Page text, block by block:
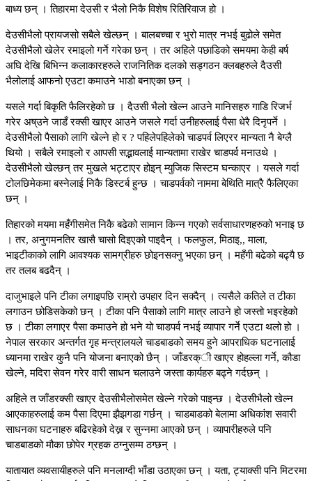
बाध्य छन् । तिहारमा देउसी र भैलो निकै विशेष रितिरिवाज हो ।
देउसीभैलो प्रायजसो सबैले खेल्छन् । बालबच्चा र भुरो मात्र नभई बुढोले समेत
देउसीभैलो खेलेर रमाइलो गर्ने गरेका छन् । तर अहिले पछाडिको समयमा केही बर्ष
अघि देखि बिभिन्न कलाकारहरुले राजनितिक दलको सड्गठन क्लबहरुले दैउसी
भैलोलाई आफनो एउटा कमाउने भाडो बनाएका छन् ।
यसले गर्दा बिकृति फैलिरहेको छ । दैउसी भैलो खेल्न आउने मानिसहरु गाडि रिजर्भ
गरेर अष्उने जाडँ रक्सी खाएर आउने जसले गर्दा उनीहरुलाई पैसा धेरै दिनृपर्ने ।
देउसीभैलो पैसाको लागि खेल्ने हो र ? पहिलेपहिलेको चाडपर्व लिएरर मान्यता नै बेग्लै
थियो । सबैले रमाइलो र आपसी सद्भावलाई मान्यतामा राखेर चाडपर्व मनाउथे ।
देउसीभैलो खेल्छन् तर मुखले भट्टाएर होइन् म्युजिक सिस्टम घन्काएर । यसले गर्दा
टोलछिमेकमा बस्नेलाई निकै डिस्टर्ब हुन्छ । चाडपर्वको नाममा बेथिति मात्रै फैलिएका
छन् ।
तिहारको मयमा महँगीसमेत निकै बढेको सामान किन्न गएको सर्वसाधारणहरुको भनाइ छ
। तर, अनुगमनतिर खासै चासो दिइएको पाइदैन् । फलफुल, मिठाइ,, माला,
भाइटीकाको लागि आवश्यक सामग्रीहरु छोइनसक्नु भएका छन् । महँगी बढेको बढ्यै छ
तर तलब बढदैन् ।
दाजुभाइले पनि टीका लगाइपछि राम्रो उपहार दिन सक्दैन् । त्यसैले कतिले त टीका
लगाउन छोडिसकेको छन् । टीका पनि पैसाको लागि मात्र लाउने हो जस्तो भइरहेको
छ । टीका लगाएर पैसा कमाउने हो भने यो चाडपर्व नभई व्यापार गर्ने एउटा थलो हो ।
नेपाल सरकार अन्तर्गत गृह मन्त्रालयले चाडबाडको समय हुने आपराधिक घटनालाई
ध्यानमा राखेर कुनै पनि योजना बनाएको छैन् । जाँडरक्ी खाएर होहल्ला गर्ने, कौडा
खेल्ने, मदिरा सेवन गरेर वारी साधन चलाउने जस्ता कार्यहरु बढ्ने गर्दछन् ।
अहिले त जाँडरक्सी खाएर देउसीभैलोसमेत खेल्ने गरेको पाइन्छ । देउसीभैलो खेल्न
आएकाहरुलाई कम पैसा दिएमा झैझगडा गर्छन् । चाडबाडको बेलामा अधिकांश सवारी
साधनका घटनाहरु बढिरहेको देख्न र सुन्नमा आएको छन् । व्यापारीहरुले पनि
चाडबाडको मौका छोपेर ग्रहक ठग्नुसम्म ठग्छन् ।
यातायात व्यवसायीहरुले पनि मनलाग्दी भाँडा उठाएका छन् । यता, ट्याक्सी पनि मिटरमा